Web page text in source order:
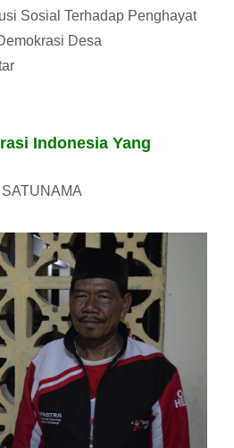
Sosial Terhadap Penghayat
Desa
Indonesia Yang
SATUNAMA